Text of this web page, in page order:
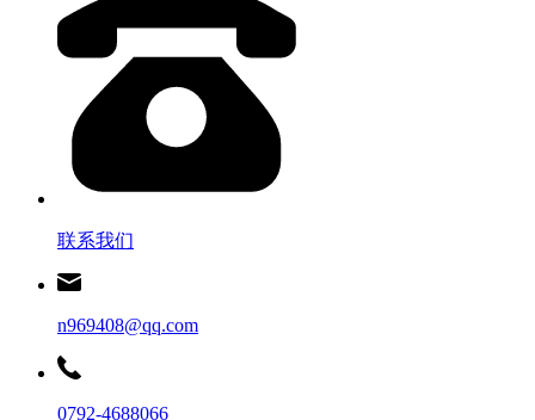
联系我们
n969408@qq.com
0792-4688066